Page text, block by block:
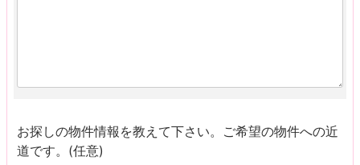
お探しの物件情報を教えて下さい。ご希望の物件への近
道です。(任意)